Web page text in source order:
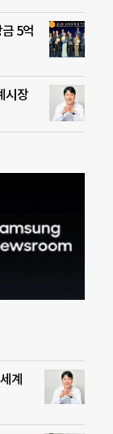
5억
시장
계